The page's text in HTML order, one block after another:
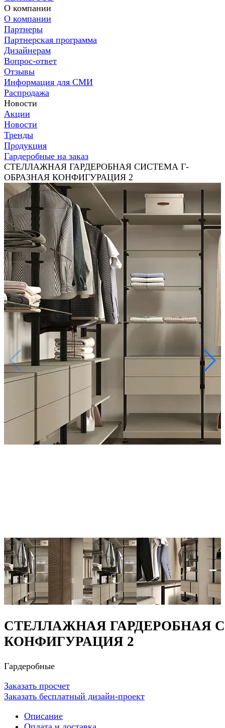
О компании
О компании
Партнеры
Партнерская программа
Дизайнерам
Вопрос-ответ
Отзывы
Информация для СМИ
Распродажа
Новости
Акции
Новости
Тренды
Продукция
Гардеробные на заказ
СТЕЛЛАЖНАЯ ГАРДЕРОБНАЯ СИСТЕМА Г-
ОБРАЗНАЯ КОНФИГУРАЦИЯ 2
СТЕЛЛАЖНАЯ ГАРДЕРОБНАЯ
КОНФИГУРАЦИЯ 2
Гардеробные
Заказать просчет
Заказать бесплатный дизайн-проект
Описание